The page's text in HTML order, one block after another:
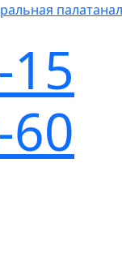
палата